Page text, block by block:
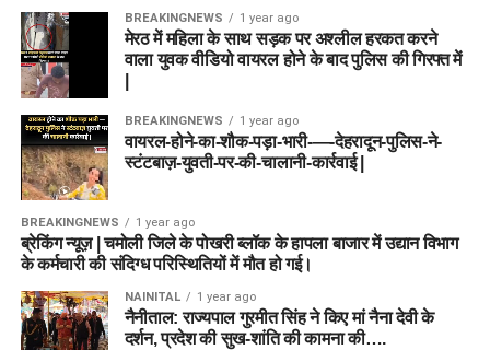
BREAKINGNEWS 1 year ago
मेरठ में महिला के साथ सड़क पर अश्लील हरकत करने
वाला युवक वीडियो वायरल होने के बाद पुलिस की गिरफ्त में
BREAKINGNEWS 1 year ago
वायरल-होने-का-शौक-पड़ा-भारी-—-देहरादून-पुलिस-ने-
स्टंटबाज़-युवती-पर-की-चालानी-कार्रवाई |
BREAKINGNEWS 1 year ago
ब्रेकिंग न्यूज़ | चमोली जिले के पोखरी ब्लॉक के हापला बाजार में उद्यान विभाग
के कर्मचारी की संदिग्ध परिस्थितियों में मौत हो गई।
NAINITAL 1 year ago
नैनीताल: राज्यपाल गुरमीत सिंह ने किए मां नैना देवी के
दर्शन, प्रदेश की सुख-शांति की कामना की….